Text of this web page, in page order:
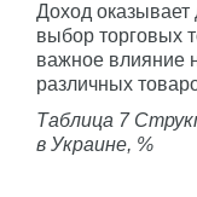
Доход
выбор торговых
важное влияние
различных
Таблица 7
в Украине, %